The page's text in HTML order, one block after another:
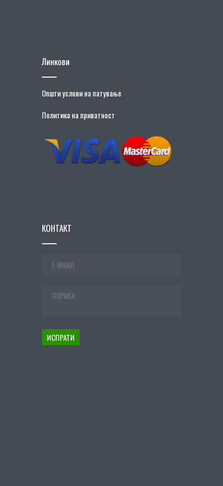
Линкови
Општи услови на патување
Политика на приватност
КОНТАКТ